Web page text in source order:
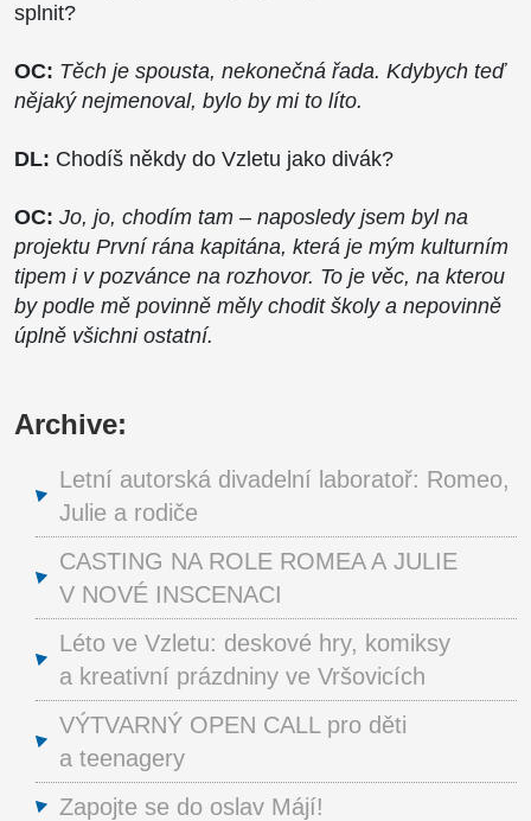
splnit?
OC: Těch je spousta, nekonečná řada. Kdybych teď
nějaký nejmenoval, bylo by mi to líto.
DL: Chodíš někdy do Vzletu jako divák?
OC: Jo, jo, chodím tam – naposledy jsem byl na
projektu První rána kapitána, která je mým kulturním
tipem i v pozvánce na rozhovor. To je věc, na kterou
by podle mě povinně měly chodit školy a nepovinně
úplně všichni ostatní.
Archive:
Letní autorská divadelní laboratoř: Romeo,
Julie a rodiče
CASTING NA ROLE ROMEA A JULIE
V NOVÉ INSCENACI
Léto ve Vzletu: deskové hry, komiksy
a kreativní prázdniny ve Vršovicích
VÝTVARNÝ OPEN CALL pro děti
a teenagery
Zapojte se do oslav Májí!